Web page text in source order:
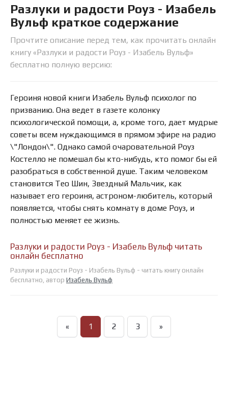
Разлуки и радости Роуз - Изабель
Вульф краткое содержание
Прочтите описание перед тем, как прочитать онлайн
книгу «Разлуки и радости Роуз - Изабель Вульф»
бесплатно полную версию:
Героиня новой книги Изабель Вульф психолог по
призванию. Она ведет в газете колонку
психологической помощи, а, кроме того, дает мудрые
советы всем нуждающимся в прямом эфире на радио
\"Лондон\". Однако самой очаровательной Роуз
Костелло не помешал бы кто-нибудь, кто помог бы ей
разобраться в собственной душе. Таким человеком
становится Тео Шин, Звездный Мальчик, как
называет его героиня, астроном-любитель, который
появляется, чтобы снять комнату в доме Роуз, и
полностью меняет ее жизнь.
Разлуки и радости Роуз - Изабель Вульф читать
онлайн бесплатно
Разлуки и радости Роуз - Изабель Вульф - читать книгу онлайн
бесплатно, автор Изабель Вульф
« 1 2 3 »